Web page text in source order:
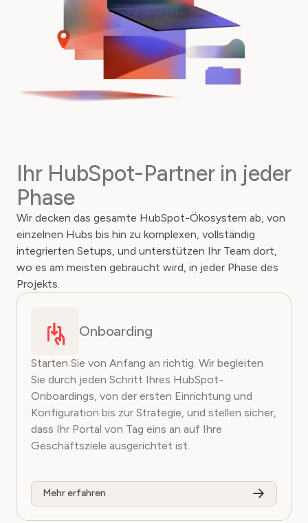
Ihr HubSpot-Partner in jeder
Phase
Wir decken das gesamte HubSpot-Ökosystem ab, von
einzelnen Hubs bis hin zu komplexen, vollständig
integrierten Setups, und unterstützen Ihr Team dort,
wo es am meisten gebraucht wird, in jeder Phase des
Projekts.
Onboarding
Starten Sie von Anfang an richtig. Wir begleiten
Sie durch jeden Schritt Ihres HubSpot-
Onboardings, von der ersten Einrichtung und
Konfiguration bis zur Strategie, und stellen sicher,
dass Ihr Portal von Tag eins an auf Ihre
Geschäftsziele ausgerichtet ist.
Mehr erfahren